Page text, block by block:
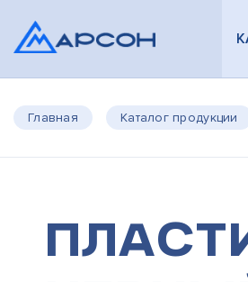
Главная Каталог продукции